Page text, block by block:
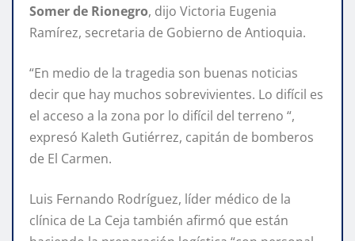
Somer de Rionegro, dijo Victoria Eugenia
Ramírez, secretaria de Gobierno de Antioquia.
“En medio de la tragedia son buenas noticias
decir que hay muchos sobrevivientes. Lo difícil es
el acceso a la zona por lo difícil del terreno “,
expresó Kaleth Gutiérrez, capitán de bomberos
de El Carmen.
Luis Fernando Rodríguez, líder médico de la
clínica de La Ceja también afirmó que están